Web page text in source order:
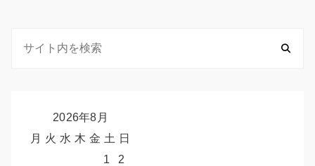
2026年8月
月 火 水 木 金 土 日
1
2